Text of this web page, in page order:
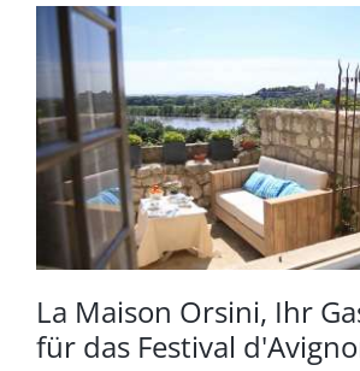
La Maison Orsini, Ihr
für das Festival